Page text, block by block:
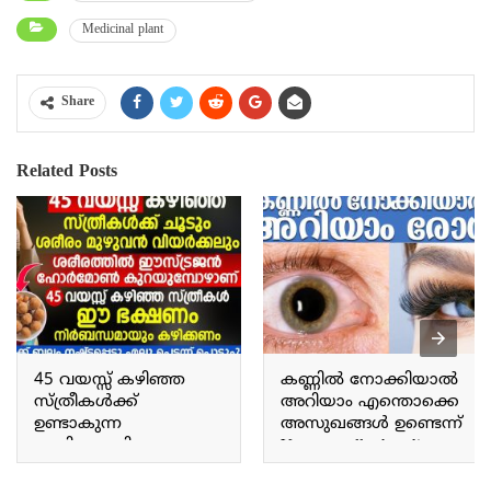
Medicinal plant
Share
Related Posts
45 വയസ്സ് കഴിഞ്ഞ
സ്ത്രീകൾക്ക്
ഉണ്ടാകുന്ന
അമിതമായിട്ടുള്ള
ശരീരത്തിലെ ചൂട്
കണ്ണിൽ നോക്കിയാൽ
അറിയാം എന്തൊക്കെ
അസുഖങ്ങൾ ഉണ്ടെന്ന്
You can tell what diseases
you have by looking at